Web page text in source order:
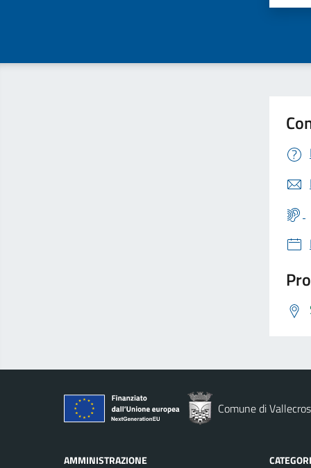
Comune di
AMMINISTRAZIONE